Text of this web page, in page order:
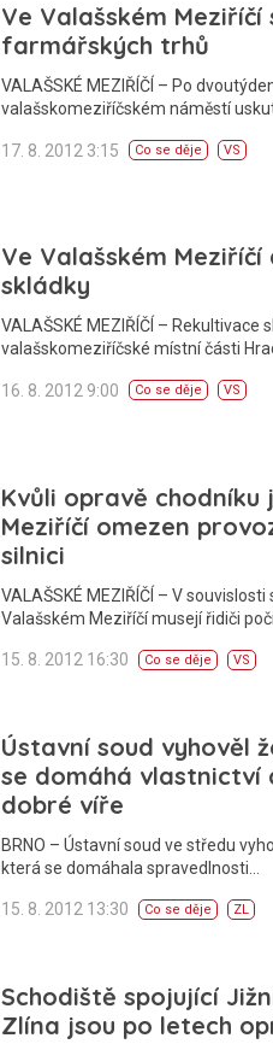
Ve Valašském
farmářských trhů
VALAŠSKÉ MEZIŘÍČÍ – Po
valašskomeziříčském náměstí
17. 8. 2012 3:15 Co se děje VS
Ve Valašském
skládky
VALAŠSKÉ MEZIŘÍČÍ – Rekultivace
valašskomeziříčské místní části
16. 8. 2012 9:00 Co se děje VS
Kvůli opravě chodníku
Meziříčí omezen
silnici
VALAŠSKÉ MEZIŘÍČÍ – V
Valašském Meziříčí musejí řidiči
15. 8. 2012 16:30 Co se děje VS
Ústavní soud vyhověl
se domáhá vlastnictví
dobré víře
BRNO – Ústavní soud ve středu
která se domáhala spravedlnosti…
15. 8. 2012 13:30 Co se děje ZL
Schodiště spojující
Zlína jsou po letech